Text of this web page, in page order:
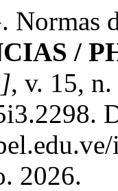
Normas
/
, v. 15,
2026.